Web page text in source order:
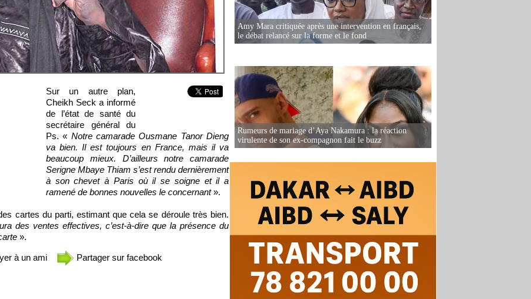
Sur un autre plan,
Cheikh Seck a informé
de l’état de santé du
secrétaire général du
Ps. « Notre camarade Ousmane Tanor Dieng
va bien. Il est toujours en France, mais il va
beaucoup mieux. D’ailleurs notre camarade
Serigne Mbaye Thiam s’est rendu dernièrement
à son chevet à Paris où il se soigne et il a
ramené de bonnes nouvelles le concernant».
cartes du parti, estimant que cela se déroule très bien.
des ventes effectives, c’est-à-dire que la présence du
».
à un ami Partager sur facebook
Amy Mara critiquée après une intervention en français,
le débat relancé sur la forme et le fond
Rumeurs de mariage d’Aya Nakamura : la réaction
virulente de son ex-compagnon fait le buzz